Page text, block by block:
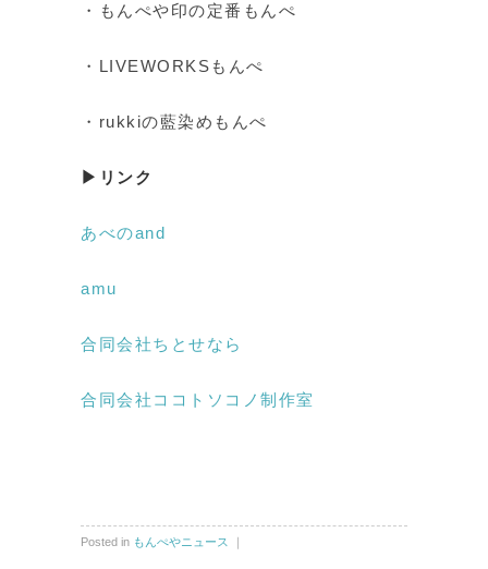
・もんぺや印の定番もんぺ
・LIVEWORKSもんぺ
・rukkiの藍染めもんぺ
▶リンク
あべのand
amu
合同会社ちとせなら
合同会社ココトソコノ制作室
Posted in もんぺやニュース ｜